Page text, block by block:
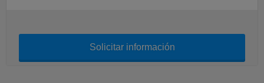
Solicitar información